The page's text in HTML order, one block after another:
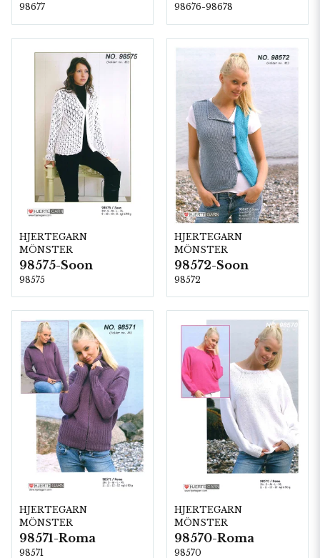
98677 98676-98678
HJERTEGARN
MÖNSTER
98575-Soon
98575
HJERTEGARN
MÖNSTER
98572-Soon
98572
HJERTEGARN
MÖNSTER
98571-Roma
98571
HJERTEGARN
MÖNSTER
98570-Roma
98570